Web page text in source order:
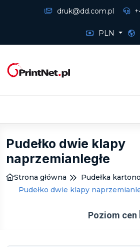
druk@dd.com.pl
PLN
Pudełko dwie klapy
naprzemianległe
Strona główna
Pudełka
Pudełko dwie klapy
Poziom cen